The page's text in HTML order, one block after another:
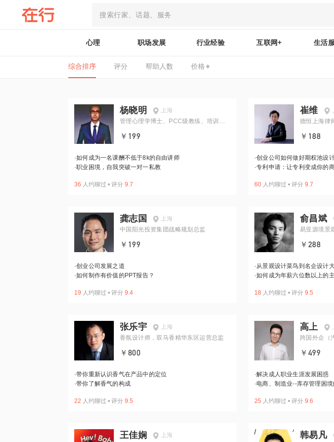
心理 职场发展 行业经验 互联网+ 生活
综合排序 评分 帮助人数 价格
杨晓明
上海
管理心理学博士、PCC级教练、培训专
￥199
·如何成为一名课酬不低于8k的自由讲师
·职业困境，自我突破一对一私教
36 人约聊过 • 评分 9.7
崔维
德恒上海律
￥188
·创业公司如何做好期权池设
·专利申请：让专利变成你的
60 人约聊过 • 评分 9.7
龚志国
上海
中国阳光投资集团战略规划总监
￥199
·创业公司发展之道
·如何制作有价值的PPT报告？
19 人约聊过 • 评分 9.4
俞昌斌
易亚源境景
￥288
·从景观设计菜鸟到名企设计
·如何成为年薪六位数以上的
18 人约聊过 • 评分 9.5
张乐宇
上海
香氛设计师，双马香精华东区运营总监
￥800
·带你重新认识香气在产品中的定位
·带你了解香气的构成
22 人约聊过 • 评分 9.5
高上
跨国外企（
￥499
·解决成人职业生涯发展困惑
·电商、制造业--库存管理困
25 人约聊过 • 评分 9.6
王佳娴
上海
韩易凡